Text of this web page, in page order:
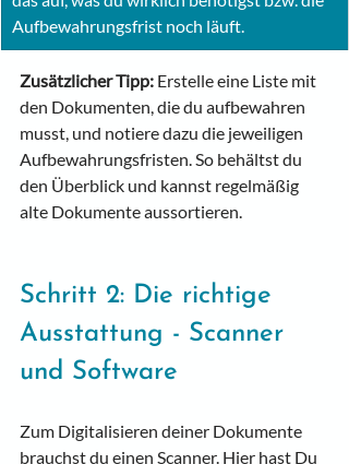
Aufbewahrungsfrist noch läuft.
Zusätzlicher Tipp: Erstelle eine Liste mit
den Dokumenten, die du aufbewahren
musst, und notiere dazu die jeweiligen
Aufbewahrungsfristen. So behältst du
den Überblick und kannst regelmäßig
alte Dokumente aussortieren.
Schritt 2: Die richtige
Ausstattung - Scanner
und Software
Zum Digitalisieren deiner Dokumente
brauchst du einen Scanner. Hier hast Du